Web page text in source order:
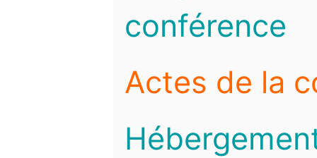
conférence
Actes de la